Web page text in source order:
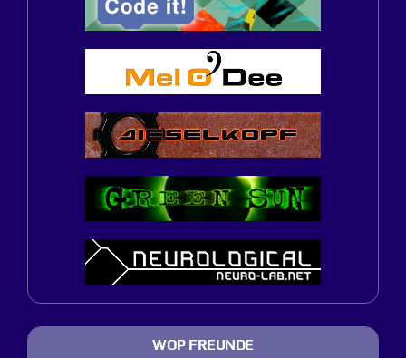
WOP FREUNDE